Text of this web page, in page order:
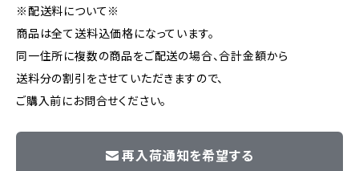
※配送料について※
商品は全て送料込価格になっています。
同一住所に複数の商品をご配送の場合、合計金額から
送料分の割引をさせていただきますので、
ご購入前にお問合せください。
再入荷通知を希望する